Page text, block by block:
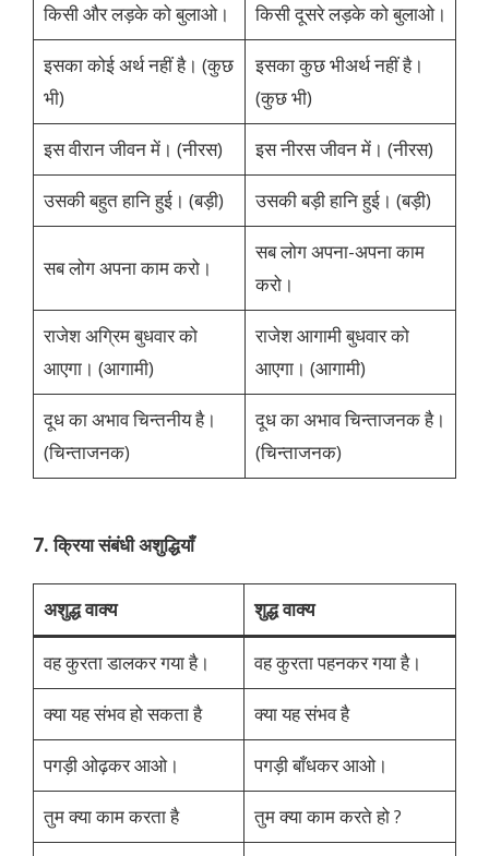
किसी और लड़के को बुलाओ। किसी दूसरे लड़के को बुलाओ।
इसका कोई अर्थ नहीं है। (कुछ
भी)
इसका कुछ भीअर्थ नहीं है।
(कुछ भी)
इस वीरान जीवन में। (नीरस) इस नीरस जीवन में। (नीरस)
उसकी बहुत हानि हुई। (बड़ी) उसकी बड़ी हानि हुई। (बड़ी)
सब लोग अपना काम करो।
सब लोग अपना-अपना काम
करो।
राजेश अग्रिम बुधवार को
आएगा। (आगामी)
राजेश आगामी बुधवार को
आएगा। (आगामी)
दूध का अभाव चिन्तनीय है।
(चिन्ताजनक)
दूध का अभाव चिन्ताजनक है।
(चिन्ताजनक)
7. क्रिया संबंधी अशुद्धियाँ
अशुद्ध वाक्य शुद्ध वाक्य
वह कुरता डालकर गया है। वह कुरता पहनकर गया है।
क्या यह संभव हो सकता है क्या यह संभव है
पगड़ी ओढ़कर आओ। पगड़ी बाँधकर आओ।
तुम क्या काम करता है तुम क्या काम करते हो ?